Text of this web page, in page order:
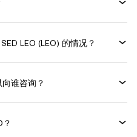
LEO (LEO) 的情况？
谁咨询？